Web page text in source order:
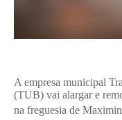
A empresa municipal
(TUB) vai alargar e
na freguesia de